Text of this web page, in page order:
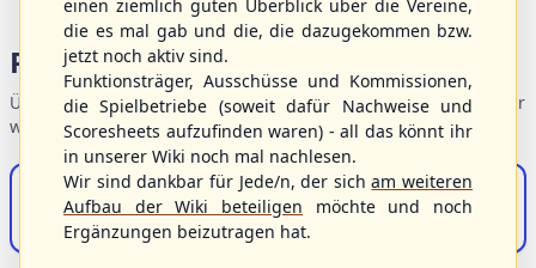
Portalbereiche
Übersicht der Verbandsbereiche – wählen Sie einen Einstieg für
weiterführende Informationen.
S/HBV-Shop
Der Onlineshop des S/HBV
einen ziemlich guten Überblick über die Vereine,
die es mal gab und die, die dazugekommen bzw.
jetzt noch aktiv sind.
Funktionsträger, Ausschüsse und Kommissionen,
die Spielbetriebe (soweit dafür Nachweise und
Scoresheets aufzufinden waren) - all das könnt ihr
in unserer Wiki noch mal nachlesen.
Wir sind dankbar für Jede/n, der sicham weiteren
Aufbau der Wiki beteiligen möchte und noch
Ergänzungen beizutragen hat.